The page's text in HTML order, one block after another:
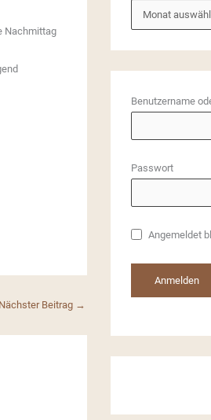
Nachmittag
Nächster Beitrag →
r
c
h
v
Benutzername
Passwort
Angemeldet